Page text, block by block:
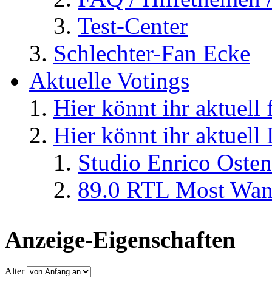
Test-Center
Schlechter-Fan Ecke
Aktuelle Votings
Hier könnt ihr aktuell
Hier könnt ihr aktuell
Studio Enrico
89.0 RTL Most
Anzeige-Eigenschaften
Alter